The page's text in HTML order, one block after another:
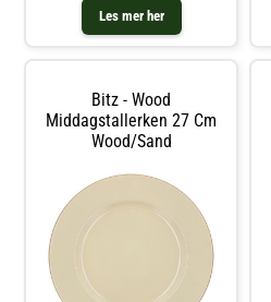
Les mer her
gir deg rikelig med plass for
kreative anretninger, mens den
blanke grønne spiseflaten legger
Bitz - Wood
Middagstallerken 27 Cm
Wood/sand